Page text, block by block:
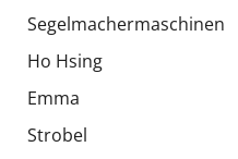
Segelmachermaschinen
Ho Hsing
Emma
Strobel